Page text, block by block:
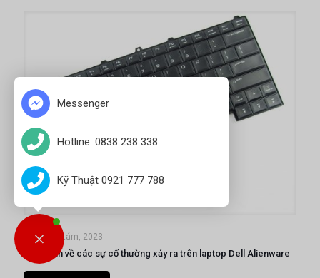
30 Tháng tám, 2023
Thông tin về các sự cố thường xảy ra trên laptop Dell Alienware
Messenger
Hotline: 0838 238 338
Kỹ Thuật 0921 777 788